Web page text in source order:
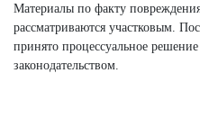
Материалы по факту
рассматриваются участковым.
принято процессуальное решение
законодательством.